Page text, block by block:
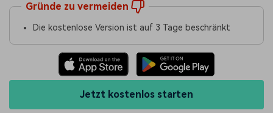
Gründe zu vermeiden
Die kostenlose Version ist auf 3 Tage beschränkt
Jetzt kostenlos starten